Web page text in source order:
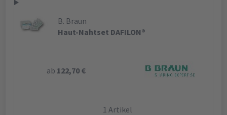
B. Braun
Haut-Nahtset DAFILON®
ab 122,70 €
1 Artikel